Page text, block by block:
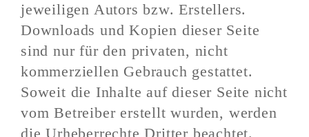
jeweiligen Autors bzw. Erstellers.
Downloads und Kopien dieser Seite
sind nur für den privaten, nicht
kommerziellen Gebrauch gestattet.
Soweit die Inhalte auf dieser Seite nicht
vom Betreiber erstellt wurden, werden
die Urheberrechte Dritter beachtet.